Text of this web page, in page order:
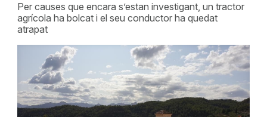
Per causes que encara s’estan investigant, un tractor
agrícola ha bolcat i el seu conductor ha quedat
atrapat